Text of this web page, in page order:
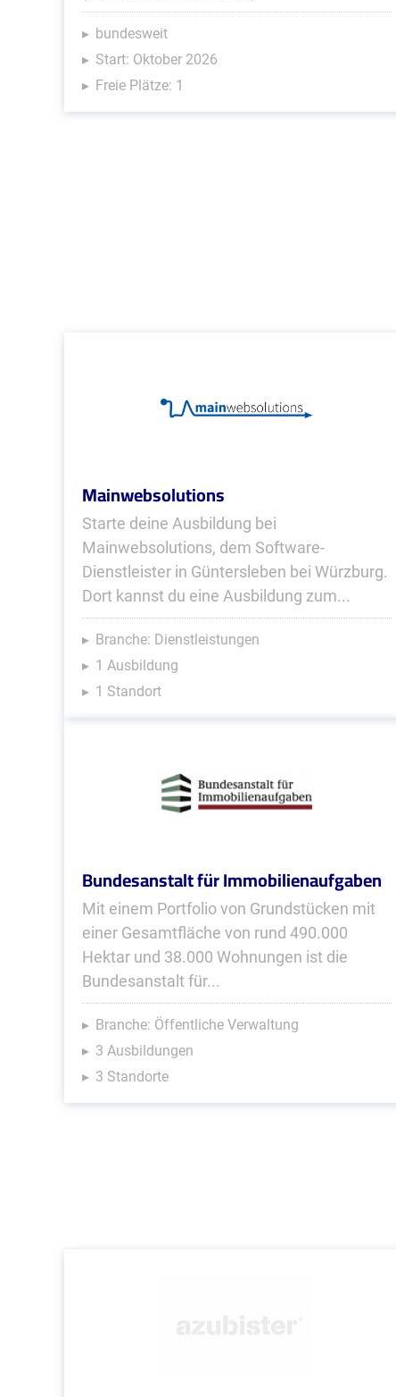
bundesweit
Start: Oktober 2026
Freie Plätze: 1
Mainwebsolutions
Starte deine Ausbildung bei
Mainwebsolutions, dem Software-
Dienstleister in Güntersleben bei Würzburg.
Dort kannst du eine Ausbildung zum...
Branche: Dienstleistungen
1 Ausbildung
1 Standort
Bundesanstalt für Immobilienaufgaben
Mit einem Portfolio von Grundstücken mit
einer Gesamtfläche von rund 490.000
Hektar und 38.000 Wohnungen ist die
Bundesanstalt für...
Branche: Öffentliche Verwaltung
3 Ausbildungen
3 Standorte